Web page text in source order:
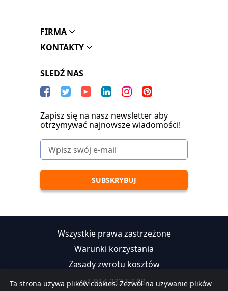
Ta strona używa plików cookies. Zezwól na używanie plików
FIRMA
KONTAKTY
SLEDŹ NAS
Zapisz się na nasz newsletter aby
otrzymywać najnowsze wiadomości!
Wszystkie prawa zastrzeżone
Warunki korzystania
Zasady zwrotu kosztów
+1 914 233 57 88